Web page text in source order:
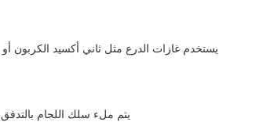
يستخدم غازات الدرع مثل ثاني أكسيد الكربون
يتم ملء سلك اللحام